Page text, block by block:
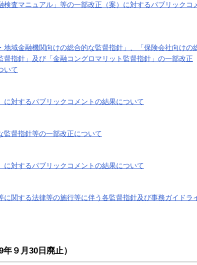
検査マニュアル」等の一部改正（案）に対するパブリックコ
地域金融機関向けの総合的な監督指針」、「保険会社向けの
指針」及び「金融コングロマリット監督指針」の一部改正
いて
対するパブリックコメントの結果について
監督指針等の一部改正について
対するパブリックコメントの結果について
関する法律等の施行等に伴う各監督指針及び事務ガイドラ
９月30日廃止）